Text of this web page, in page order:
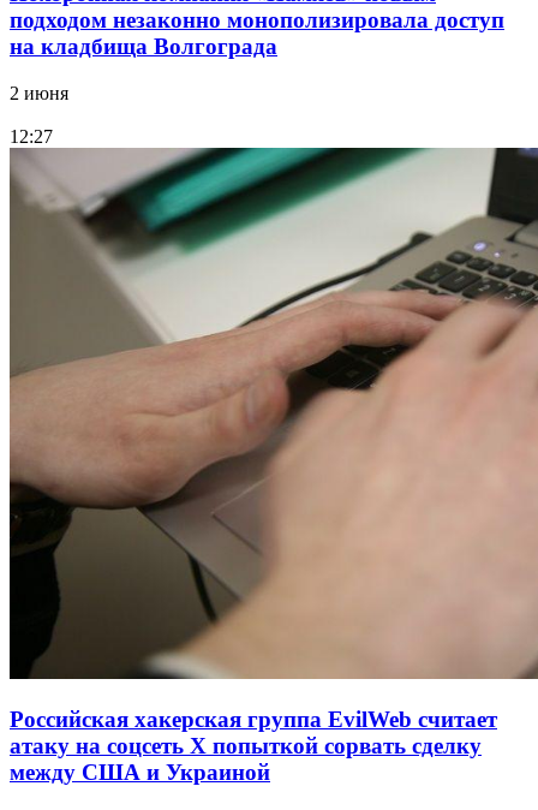
подходом незаконно монополизировала доступ
на кладбища Волгограда
2 июня
12:27
Российская хакерская группа EvilWeb считает
атаку на соцсеть Х попыткой сорвать сделку
между США и Украиной